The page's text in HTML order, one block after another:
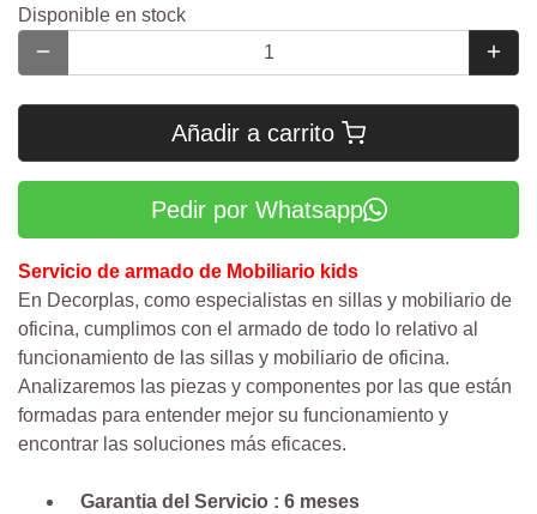
Disponible en stock
Añadir a carrito
Pedir por Whatsapp
Servicio de armado de Mobiliario kids
En Decorplas, como especialistas en sillas y mobiliario de
oficina, cumplimos con el armado de todo lo relativo al
funcionamiento de las sillas y mobiliario de oficina.
Analizaremos las piezas y componentes por las que están
formadas para entender mejor su funcionamiento y
encontrar las soluciones más eficaces.
Garantia del Servicio : 6 meses